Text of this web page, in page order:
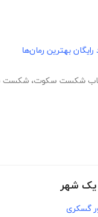
رایگان بهترین رمان‌ها
شکست سکوت، شکست
یک شهر
گسکری